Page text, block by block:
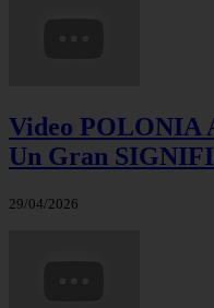
Video POLONIA
Un Gran
29/04/2026